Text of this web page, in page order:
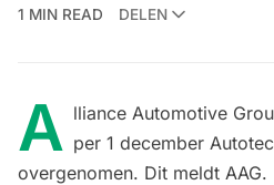
1 MIN READ
DELEN
A lliance Automotive
per 1 december
overgenomen. Dit meldt AAG.